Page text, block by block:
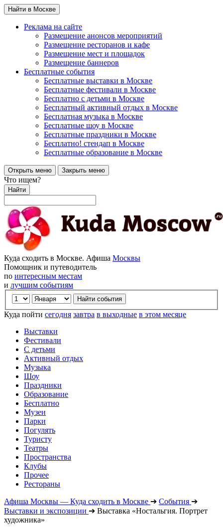
Найти в Москве
Реклама на сайте
Размещение анонсов мероприятий
Размещение ресторанов и кафе
Размещение мест и площадок
Размещение баннеров
Бесплатные события
Бесплатные выставки в Москве
Бесплатные фестивали в Москве
Бесплатно с детьми в Москве
Бесплатный активный отдых в Москве
Бесплатная музыка в Москве
Бесплатные шоу в Москве
Бесплатные праздники в Москве
Бесплатно! стендап в Москве
Бесплатные образование в Москве
Открыть меню Закрыть меню
Что ищем?
Найти
Куда сходить в Москве. Афиша Москвы
Помощник и путеводитель
по интересным местам
и лучшим событиям
Куда пойти сегодня завтра в выходные в этом месяце
Выставки
Фестивали
С детьми
Активный отдых
Музыка
Шоу
Праздники
Образование
Бесплатно
Музеи
Парки
Погулять
Туристу
Театры
Пространства
Клубы
Прочее
Рестораны
Афиша Москвы — Куда сходить в Москве ➔ События ➔
Выставки и экспозиции ➔ Выставка «Ностальгия. Портрет
художника»